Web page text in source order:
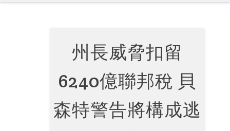
州長威脅扣留
6240億聯邦稅 貝
森特警告將構成逃